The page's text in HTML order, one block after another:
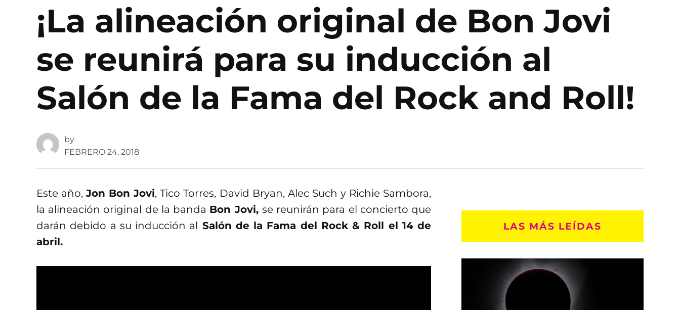
¡La alineación original de Bon Jovi
se reunirá para su inducción al
Salón de la Fama del Rock and Roll!
by
FEBRERO 24, 2018
Este año,Jon Bon Jovi, Tico Torres, David Bryan, Alec Such y Richie Sambora,
la alineación original de la banda Bon Jovi, se reunirán para el concierto que
darán debido a su inducción al Salón de la Fama del Rock & Roll el 14 de
abril.
LAS MÁS LEÍDAS